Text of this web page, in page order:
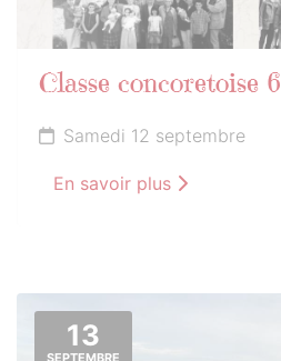
Classe concoretoise 6
Samedi 12 septembre
En savoir plus
13
SEPTEMBRE